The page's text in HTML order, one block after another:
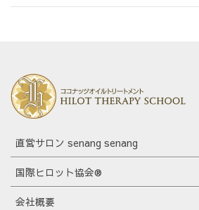
直営サロン senang senang
国際ヒロット協会®
会社概要